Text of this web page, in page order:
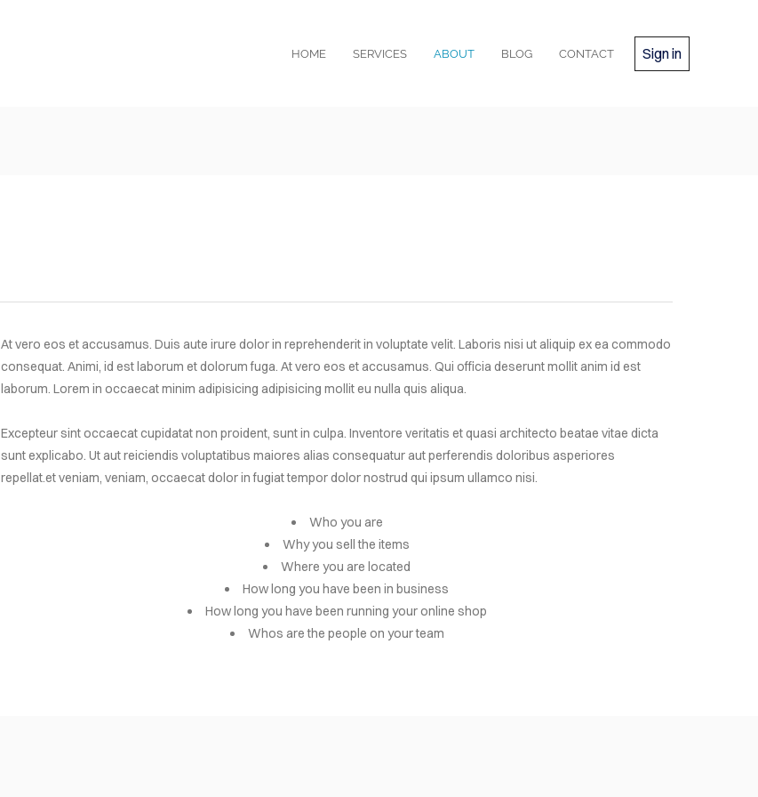
HOME SERVICES ABOUT BLOG CONTACT Sign in
At vero eos et accusamus. Duis aute irure dolor in reprehenderit in voluptate velit. Laboris nisi ut aliquip ex ea commodo
consequat. Animi, id est laborum et dolorum fuga. At vero eos et accusamus. Qui officia deserunt mollit anim id est
laborum. Lorem in occaecat minim adipisicing adipisicing mollit eu nulla quis aliqua.
Excepteur sint occaecat cupidatat non proident, sunt in culpa. Inventore veritatis et quasi architecto beatae vitae dicta
sunt explicabo. Ut aut reiciendis voluptatibus maiores alias consequatur aut perferendis doloribus asperiores
repellat.et veniam, veniam, occaecat dolor in fugiat tempor dolor nostrud qui ipsum ullamco nisi.
Who you are
Why you sell the items
Where you are located
How long you have been in business
How long you have been running your online shop
Whos are the people on your team